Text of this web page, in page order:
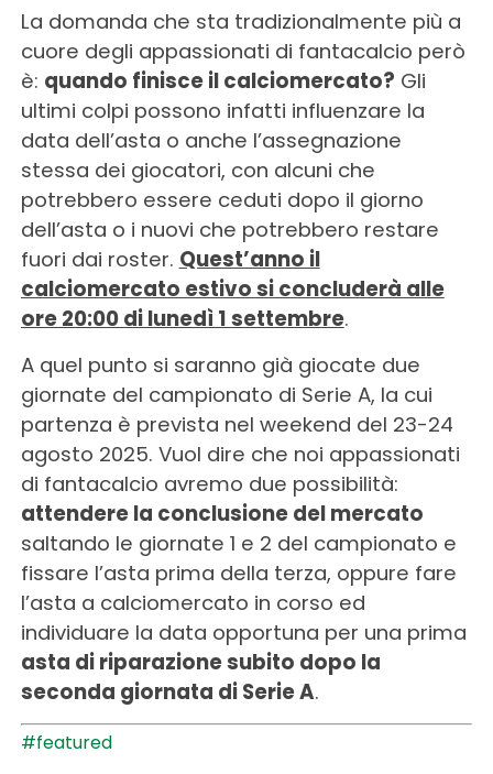
La domanda che sta tradizionalmente più a
cuore degli appassionati di fantacalcio però
è: quando finisce il calciomercato? Gli
ultimi colpi possono infatti influenzare la
data dell’asta o anche l’assegnazione
stessa dei giocatori, con alcuni che
potrebbero essere ceduti dopo il giorno
dell’asta o i nuovi che potrebbero restare
fuori dai roster. Quest’anno il
calciomercato estivo si concluderà alle
ore 20:00 di lunedì 1 settembre.
A quel punto si saranno già giocate due
giornate del campionato di Serie A, la cui
partenza è prevista nel weekend del 23-24
agosto 2025. Vuol dire che noi appassionati
di fantacalcio avremo due possibilità:
attendere la conclusione del mercato
saltando le giornate 1 e 2 del campionato e
fissare l’asta prima della terza, oppure fare
l’asta a calciomercato in corso ed
individuare la data opportuna per una prima
asta di riparazione subito dopo la
seconda giornata di Serie A.
#featured